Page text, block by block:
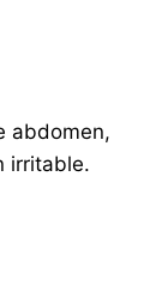
abdomen,
irritable.